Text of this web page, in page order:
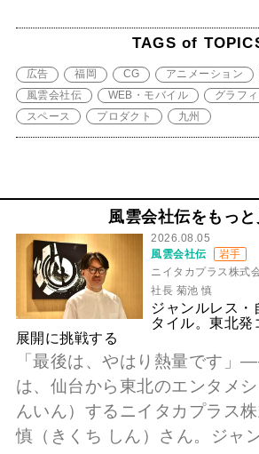
TAGS of
広告 福岡 CG アニメーション
風雲会社伝
WEB・モバイル グラフ
スペース
プロダクト 九州
風雲会社伝をもっと
2026.08.05
風雲会社伝
岩手
ニイタカプラス株式
社長 菊池 慎
ジャンルレス・
タイル。東北発
展開に挑戦する
「最後は、やはり熱量です」
は、仙台から東北のエンタメ
んいん）するニイタカプラス
慎（きくち しん）さん。ジャ